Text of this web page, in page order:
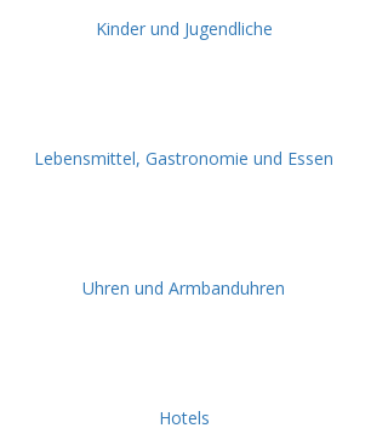
Kinder und Jugendliche
Lebensmittel, Gastronomie und Essen
Uhren und Armbanduhren
Hotels